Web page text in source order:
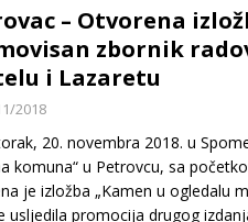
„Grad teatar“ za neđelju, 9.
– Otvorena
zbornik
i Lazaretu
2018
20. novembra 2018. u
komuna“ u Petrovcu, sa
je izložba „Kamen u ogledalu
usljedila promocija drugog